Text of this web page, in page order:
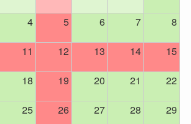
4 5 6 7 8
11 12 13 14
15
18 19 20 21
22
25 26 27 28
29